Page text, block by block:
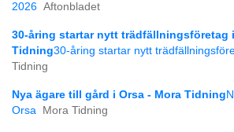
2026 Aftonbladet
30-åring startar nytt trädfällningsföretag
Tidning30-åring startar nytt
Tidning
Nya ägare till gård i Orsa - Mora Tidning
Orsa
Mora Tidning